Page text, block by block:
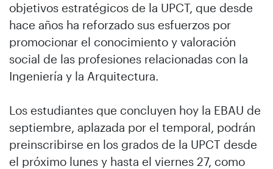
objetivos estratégicos de la UPCT, que desde
hace años ha reforzado sus esfuerzos por
promocionar el conocimiento y valoración
social de las profesiones relacionadas con la
Ingeniería y la Arquitectura.
Los estudiantes que concluyen hoy la EBAU de
septiembre, aplazada por el temporal, podrán
preinscribirse en los grados de la UPCT desde
el próximo lunes y hasta el viernes 27, como